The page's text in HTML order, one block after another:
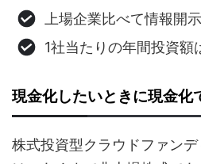
上場企業比べて情報開
1社当たりの年間投資額
現金化したいときに現金化
株式投資型クラウドファン